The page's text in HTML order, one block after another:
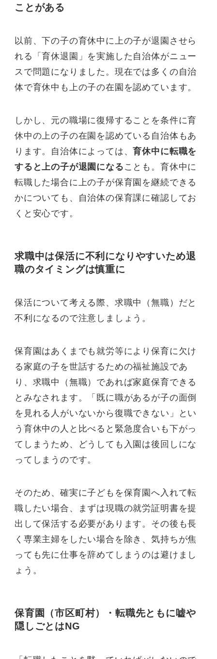
ことがある
以前、下の子の育休中に上の子が退園させら
れる「育休退園」を実施した自治体がニュー
スで問題になりました。現在では多くの自治
体で育休中も上の子の在園を認めています。
しかし、元の職場に復帰することを条件に育
休中の上の子の在園を認めている自治体もあ
ります。自治体によっては、育休中に転職を
すると上の子が退園になる ことも。育休中に
転職した場合に上の子が保育園を継続できる
かについても、自治体の保育課に確認してお
くと安心です。
求職中は保活に不利になりやすいため退
職のタイミングは慎重に
保活について考える際、求職中（無職）だと
不利になるので注意しましょう。
保育園はあくまでも就労等により保育に欠け
る家庭の子を世話するための福祉施設であ
り、求職中（無職）であれば家庭保育できる
とみなされます。「既に職があるが子の面倒
を見れる人がいないから復職できない」とい
う育休中の人と比べると緊急度合いも下がっ
てしまうため、どうしても入園は後回しにな
ってしまうのです。
そのため、確実に子どもを保育園へ入れて転
職したい場合、まずは現職の就労証明書を提
出して保活する必要があります。その後も長
く専業主婦をしたい場合を除き、気持ちが焦
っても先に仕事を辞めてしまうのは避けまし
ょう。
保育園（市区町村）・転職先ともに嘘や
隠しごとはNG